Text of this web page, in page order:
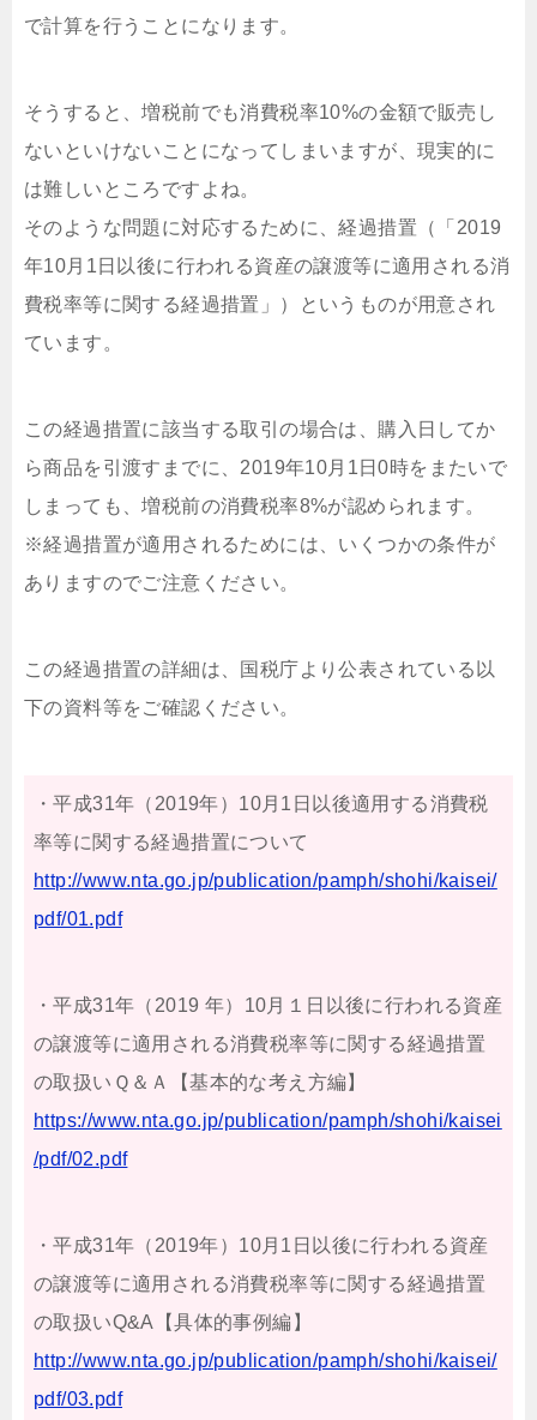
で計算を行うことになります。
そうすると、増税前でも消費税率10%の金額で販売し
ないといけないことになってしまいますが、現実的に
は難しいところですよね。
そのような問題に対応するために、経過措置（「2019
年10月1日以後に行われる資産の譲渡等に適用される消
費税率等に関する経過措置」）というものが用意され
ています。
この経過措置に該当する取引の場合は、購入日してか
ら商品を引渡すまでに、2019年10月1日0時をまたいで
しまっても、増税前の消費税率8%が認められます。
※経過措置が適用されるためには、いくつかの条件が
ありますのでご注意ください。
この経過措置の詳細は、国税庁より公表されている以
下の資料等をご確認ください。
・平成31年（2019年）10月1日以後適用する消費税
率等に関する経過措置について
http://www.nta.go.jp/publication/pamph/shohi/kaisei/
pdf/01.pdf
・平成31年（2019 年）10月１日以後に行われる資産
の譲渡等に適用される消費税率等に関する経過措置
の取扱いＱ＆Ａ【基本的な考え方編】
https://www.nta.go.jp/publication/pamph/shohi/kaisei
/pdf/02.pdf
・平成31年（2019年）10月1日以後に行われる資産
の譲渡等に適用される消費税率等に関する経過措置
の取扱いQ&A【具体的事例編】
http://www.nta.go.jp/publication/pamph/shohi/kaisei/
pdf/03.pdf